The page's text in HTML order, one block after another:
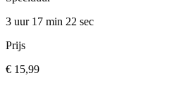
3 uur 17 min 22 sec
Prijs
€ 15,99